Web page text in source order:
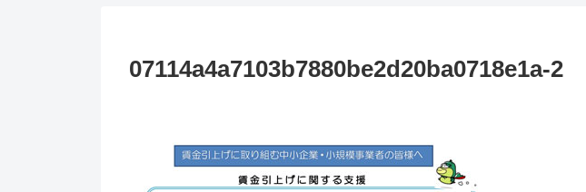
07114a4a7103b7880be2d20ba0718e1a-2